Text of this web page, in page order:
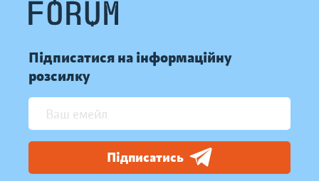
Підписатися на інформаційну
розсилку
Підписатись